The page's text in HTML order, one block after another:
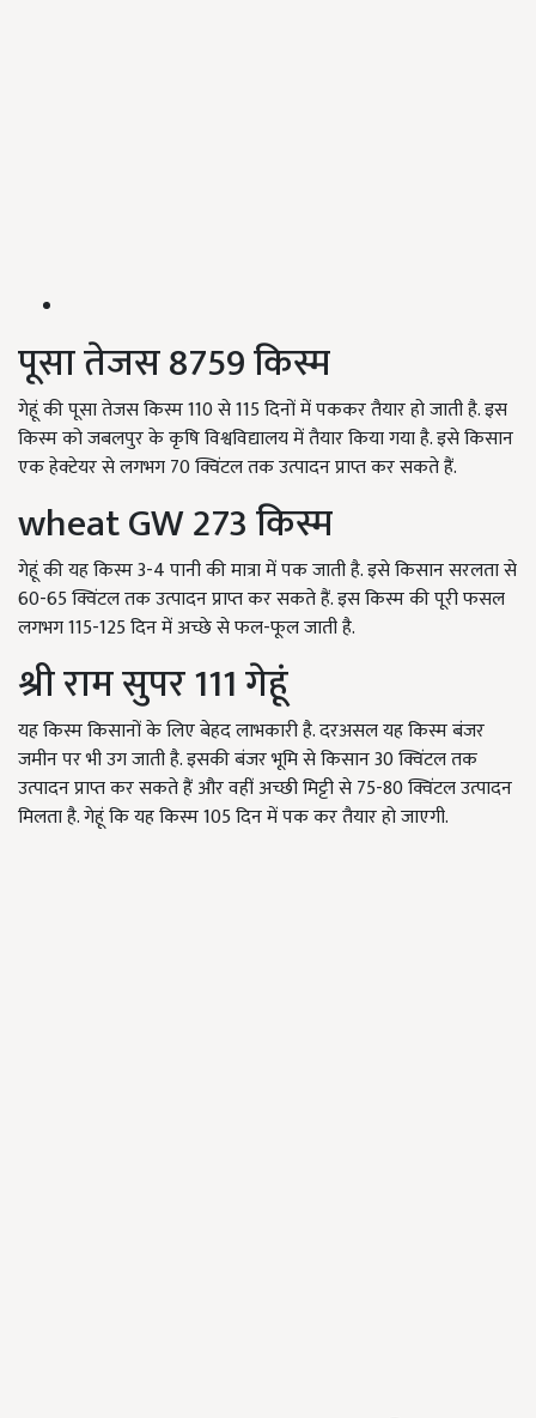
पूसा तेजस 8759 किस्म
गेहूं की पूसा तेजस किस्म 110 से 115 दिनों में पककर तैयार हो जाती है. इस
किस्म को जबलपुर के कृषि विश्वविद्यालय में तैयार किया गया है. इसे किसान
एक हेक्टेयर से लगभग 70 क्विंटल तक उत्पादन प्राप्त कर सकते हैं.
wheat GW 273 किस्म
गेहूं की यह किस्म 3-4 पानी की मात्रा में पक जाती है. इसे किसान सरलता से
60-65 क्विंटल तक उत्पादन प्राप्त कर सकते हैं. इस किस्म की पूरी फसल
लगभग 115-125 दिन में अच्छे से फल-फूल जाती है.
श्री राम सुपर 111 गेहूं
यह किस्म किसानों के लिए बेहद लाभकारी है. दरअसल यह किस्म बंजर
जमीन पर भी उग जाती है. इसकी बंजर भूमि से किसान 30 क्विंटल तक
उत्पादन प्राप्त कर सकते हैं और वहीं अच्छी मिट्टी से 75-80 क्विंटल उत्पादन
मिलता है. गेहूं कि यह किस्म 105 दिन में पक कर तैयार हो जाएगी.